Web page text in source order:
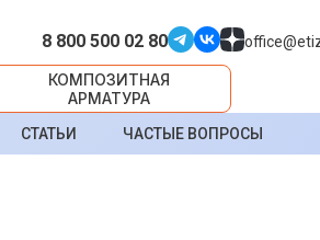
8 800 500 02 80
КОМПОЗИТНАЯ
АРМАТУРА
СТАТЬИ ЧАСТЫЕ ВОПРОСЫ